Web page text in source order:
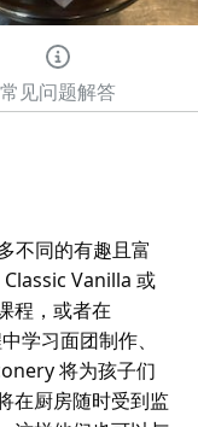
常见问题解答
不同的有趣且富
Vanilla 或
程，或者在
学习面团制作、
将为孩子们
在厨房随时受到监